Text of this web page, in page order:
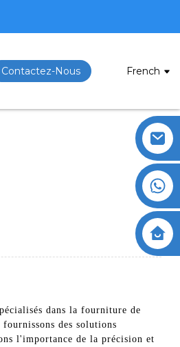
Contactez-Nous French
dans la fourniture de
des solutions
l'importance de la précision et